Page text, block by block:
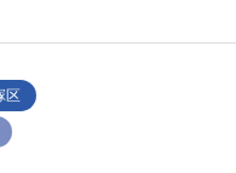
区